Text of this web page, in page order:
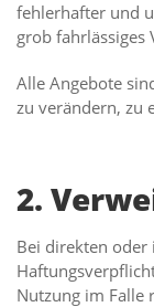
fehlerhafter und
grob fahrlässiges
Alle Angebote
zu verändern, zu
2.
Bei direkten oder
Nutzung im Falle